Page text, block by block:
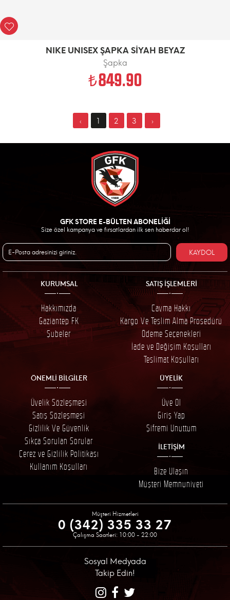
NIKE UNISEX ŞAPKA SİYAH BEYAZ
Şapka
849.90
‹ 1 2 3 ›
GFK STORE E-BÜLTEN ABONELİĞİ
Size özel kampanya ve fırsatlardan ilk sen haberdar ol!
KAYDOL
KURUMSAL
Hakkımızda
Gaziantep FK
Şubeler
SATIŞ İŞLEMLERİ
Cayma Hakkı
Kargo Ve Teslim Alma Prosedürü
Ödeme Seçenekleri
İade ve Değişim Koşulları
Teslimat Koşulları
ÖNEMLİ BİLGİLER
Üyelik Sözleşmesi
Satış Sözleşmesi
Gizlilik Ve Güvenlik
Sıkça Sorulan Sorular
Çerez ve Gizlilik Politikası
Kullanım Koşulları
ÜYELİK
Üye Ol
Giriş Yap
Şifremi Unuttum
İLETİŞİM
Bize Ulaşın
Müşteri Memnuniyeti
Müşteri Hizmetleri
0 (342) 335 33 27
Çalışma Saatleri: 10:00 - 22:00
Sosyal Medyada
Takip Edin!